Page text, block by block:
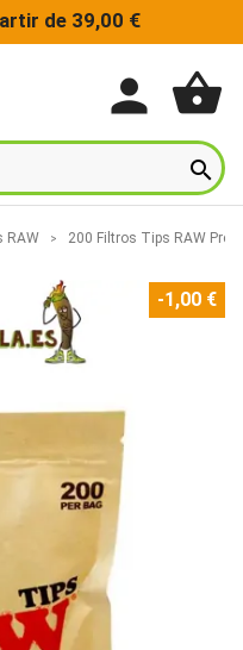
de 39,00 €
person shopping_basket

RAW 200 Filtros Tips RAW Pre
-1,00 €